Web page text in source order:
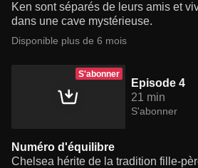
Ken sont séparés de leurs amis et
dans une cave mystérieuse.
Disponible plus de 6 mois
S'abonner
Episode 4
21 min
S'abonner
Numéro d'équilibre
Chelsea hérite de la tradition fille-